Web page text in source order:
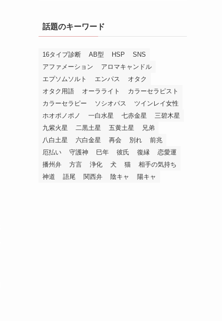
話題のキーワード
16タイプ診断 AB型 HSP
SNS
アファメーション
アロマキャンドル
エプソムソルト
エンパス
オタク
オタク用語
オーラライト
カラーセラピスト
カラーセラピー
ソシオパス
ツインレイ女性
ホオポノポノ
一白水星 七赤金星
三碧木星
九紫火星
二黒土星 五黄土星
兄弟
八白土星
六白金星 再会 別れ
前兆
厄払い
守護神 巳年 彼氏 復縁
恋愛運
播州弁
方言 浄化 犬 猫
相手の気持ち
神道
語尾 関西弁 陰キャ 陽キャ